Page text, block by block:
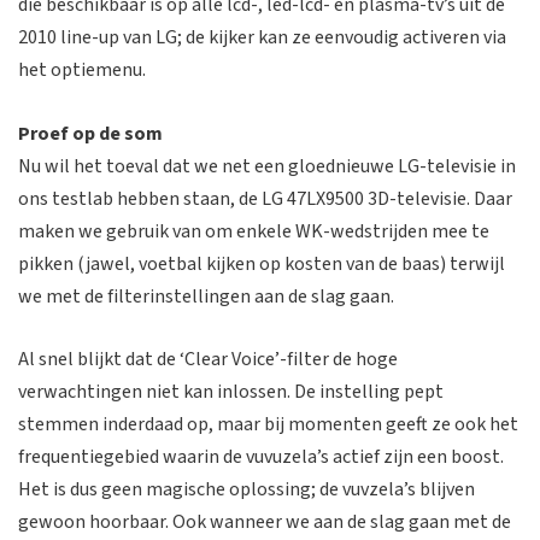
2010 line-up van LG; de kijker kan ze eenvoudig activeren via
het optiemenu.
Proef op de som
Nu wil het toeval dat we net een gloednieuwe LG-televisie in
ons testlab hebben staan, de LG 47LX9500 3D-televisie. Daar
maken we gebruik van om enkele WK-wedstrijden mee te
pikken (jawel, voetbal kijken op kosten van de baas) terwijl
we met de filterinstellingen aan de slag gaan.
Al snel blijkt dat de ‘Clear Voice’-filter de hoge
verwachtingen niet kan inlossen. De instelling pept
stemmen inderdaad op, maar bij momenten geeft ze ook het
frequentiegebied waarin de vuvuzela’s actief zijn een boost.
Het is dus geen magische oplossing; de vuvzela’s blijven
gewoon hoorbaar. Ook wanneer we aan de slag gaan met de